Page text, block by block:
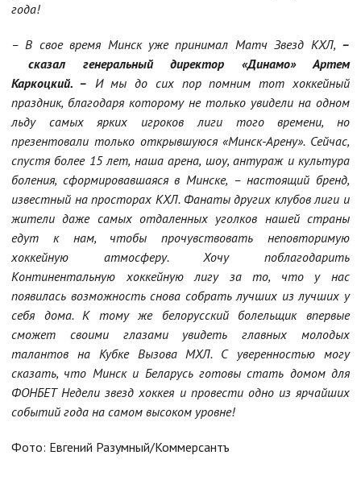
года!
– В свое время Минск уже принимал Матч Звезд КХЛ, –
сказал генеральный директор «Динамо» Артем
Каркоцкий. – И мы до сих пор помним тот хоккейный
праздник, благодаря которому не только увидели на одном
льду самых ярких игроков лиги того времени, но
презентовали только открывшуюся «Минск-Арену». Сейчас,
спустя более 15 лет, наша арена, шоу, антураж и культура
боления, сформировавшаяся в Минске, –настоящий бренд,
известный на просторах КХЛ. Фанаты других клубов лиги и
жители даже самых отдаленных уголков нашей страны
едут к нам, чтобы прочувствовать неповторимую
хоккейную атмосферу. Хочу поблагодарить
Континентальную хоккейную лигу за то, что у нас
появилась возможность снова собрать лучших из лучших у
себя дома. К тому же белорусский болельщик впервые
сможет своими глазами увидеть главных молодых
талантов на Кубке Вызова МХЛ. С уверенностью могу
сказать, что Минск и Беларусь готовы стать домом для
ФОНБЕТ Недели звезд хоккея и провести одно из ярчайших
событий года на самом высоком уровне!
Фото: Евгений Разумный/Коммерсантъ